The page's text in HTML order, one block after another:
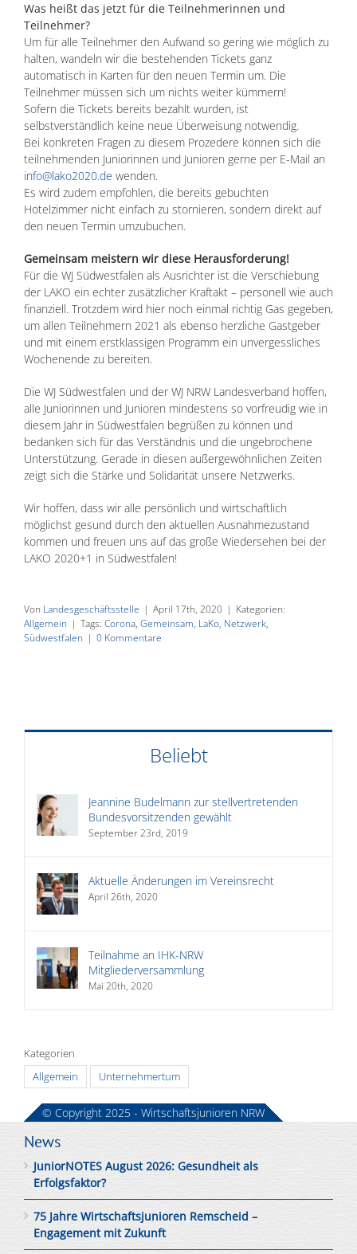
Was heißt das jetzt für die Teilnehmerinnen und
Teilnehmer?
Um für alle Teilnehmer den Aufwand so gering wie möglich zu
halten, wandeln wir die bestehenden Tickets ganz
automatisch in Karten für den neuen Termin um. Die
Teilnehmer müssen sich um nichts weiter kümmern!
Sofern die Tickets bereits bezahlt wurden, ist
selbstverständlich keine neue Überweisung notwendig.
Bei konkreten Fragen zu diesem Prozedere können sich die
teilnehmenden Juniorinnen und Junioren gerne per E-Mail an
info@lako2020.de wenden.
Es wird zudem empfohlen, die bereits gebuchten
Hotelzimmer nicht einfach zu stornieren, sondern direkt auf
den neuen Termin umzubuchen.
Gemeinsam meistern wir diese Herausforderung!
Für die WJ Südwestfalen als Ausrichter ist die Verschiebung
der LAKO ein echter zusätzlicher Kraftakt – personell wie auch
finanziell. Trotzdem wird hier noch einmal richtig Gas gegeben,
um allen Teilnehmern 2021 als ebenso herzliche Gastgeber
und mit einem erstklassigen Programm ein unvergessliches
Wochenende zu bereiten.
Die WJ Südwestfalen und der WJ NRW Landesverband hoffen,
alle Juniorinnen und Junioren mindestens so vorfreudig wie in
diesem Jahr in Südwestfalen begrüßen zu können und
bedanken sich für das Verständnis und die ungebrochene
Unterstützung. Gerade in diesen außergewöhnlichen Zeiten
zeigt sich die Stärke und Solidarität unsere Netzwerks.
Wir hoffen, dass wir alle persönlich und wirtschaftlich
möglichst gesund durch den aktuellen Ausnahmezustand
kommen und freuen uns auf das große Wiedersehen bei der
LAKO 2020+1 in Südwestfalen!
Von Landesgeschäftsstelle | April 17th, 2020 | Kategorien:
Allgemein | Tags: Corona, Gemeinsam, LaKo, Netzwerk,
Südwestfalen | 0 Kommentare
Beliebt
Jeannine Budelmann zur stellvertretenden
Bundesvorsitzenden gewählt
September 23rd, 2019
Aktuelle Änderungen im Vereinsrecht
April 26th, 2020
Teilnahme an IHK-NRW
Mitgliederversammlung
Mai 20th, 2020
Kategorien
Allgemein Unternehmertum
News
JuniorNOTES August 2026: Gesundheit als
Erfolgsfaktor?
75 Jahre Wirtschaftsjunioren Remscheid –
Engagement mit Zukunft
© Copyright 2025 - Wirtschaftsjunioren NRW